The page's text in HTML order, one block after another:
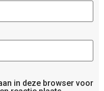
in deze browser voor